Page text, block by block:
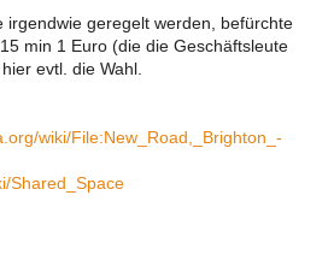
irgendwie geregelt werden, befürchte
min 1 Euro (die die Geschäftsleute
evtl. die Wahl.
wiki/File:New_Road,_Brighton_-
Shared_Space